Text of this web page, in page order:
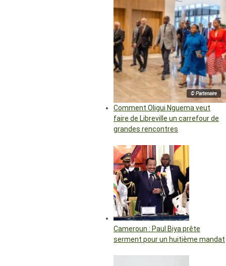
© Partenaire
Comment Oligui Nguema veut
faire de Libreville un carrefour de
grandes rencontres
Cameroun : Paul Biya prête
serment pour un huitième mandat